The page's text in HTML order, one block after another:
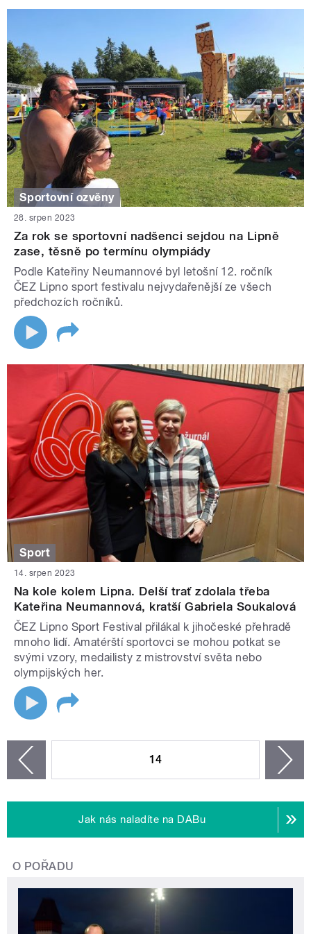
Sportovní ozvěny
28. srpen 2023
Za rok se sportovní nadšenci sejdou na Lipně
zase, těsně po termínu olympiády
Podle Kateřiny Neumannové byl letošní 12. ročník
ČEZ Lipno sport festivalu nejvydařenější ze všech
předchozích ročníků.
Sport
14. srpen 2023
Na kole kolem Lipna. Delší trať zdolala třeba
Kateřina Neumannová, kratší Gabriela Soukalová
ČEZ Lipno Sport Festival přilákal k jihočeské přehradě
mnoho lidí. Amatérští sportovci se mohou potkat se
svými vzory, medailisty z mistrovství světa nebo
olympijských her.
14
Jak nás naladíte na DABu
O POŘADU